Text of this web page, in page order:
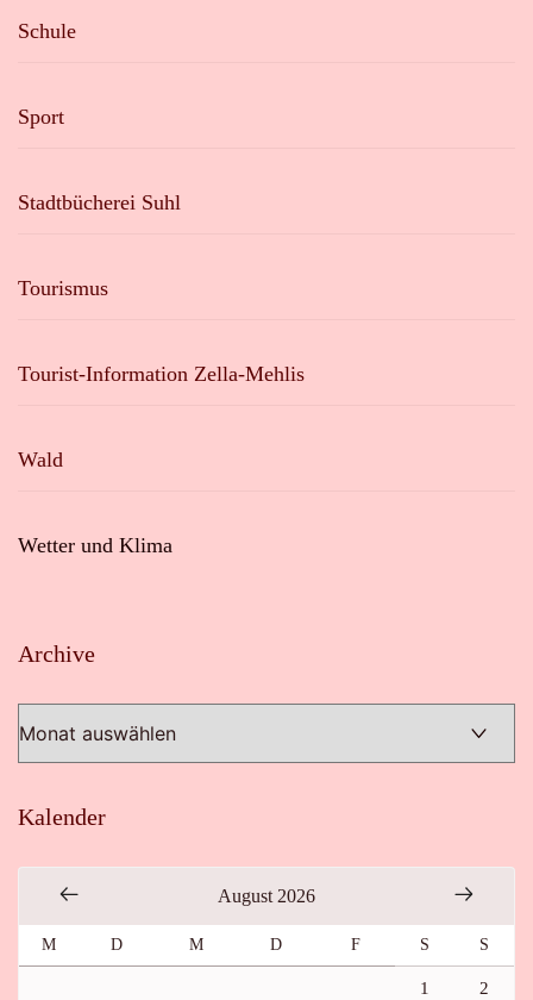
Schule
Sport
Stadtbücherei Suhl
Tourismus
Tourist-Information Zella-Mehlis
Wald
Wetter und Klima
Archive
Kalender
August 2026
M D M D F S S
1 2